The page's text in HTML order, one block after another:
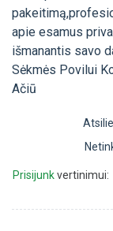
apie esamus
išmanantis savo
Sėkmės Povilui
Ačiū
Prisijunkvertinimui: